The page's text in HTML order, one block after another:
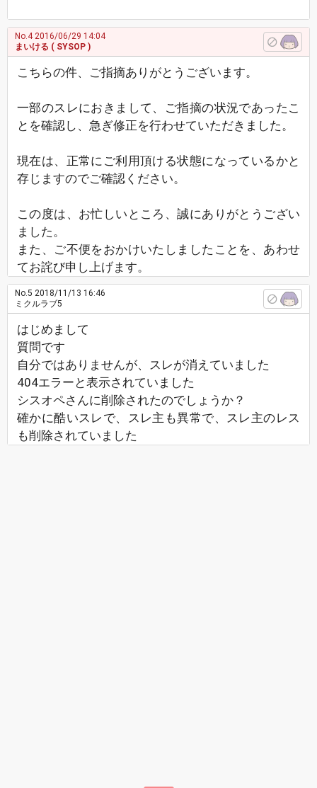
No.42016/06/29 14:04
まいける ( SYSOP )
こちらの件、ご指摘ありがとうございます。
一部のスレにおきまして、ご指摘の状況であったこ
とを確認し、急ぎ修正を行わせていただきました。
現在は、正常にご利用頂ける状態になっているかと
存じますのでご確認ください。
この度は、お忙しいところ、誠にありがとうござい
ました。
また、ご不便をおかけいたしましたことを、あわせ
てお詫び申し上げます。
No.5 2018/11/13 16:46
ミクルラブ5
はじめまして
質問です
自分ではありませんが、スレが消えていました
404エラーと表示されていました
シスオペさんに削除されたのでしょうか？
確かに酷いスレで、スレ主も異常で、スレ主のレス
も削除されていました